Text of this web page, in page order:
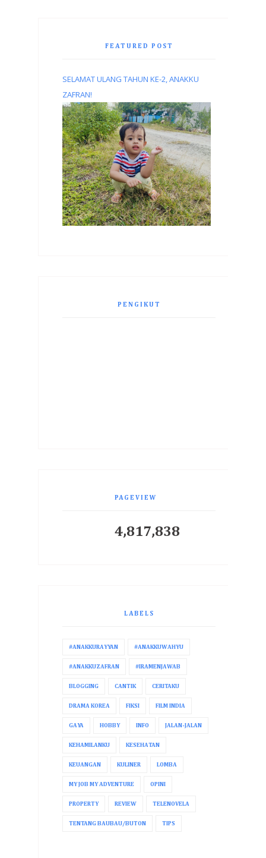
FEATURED POST
SELAMAT ULANG TAHUN KE-2, ANAKKU
ZAFRAN!
PENGIKUT
PAGEVIEW
4,817,838
LABELS
#ANAKKURAYYAN #ANAKKUWAHYU
#ANAKKUZAFRAN #IRAMENJAWAB
BLOGGING CANTIK CERITAKU
DRAMA KOREA FIKSI FILM INDIA
GAYA HOBBY INFO JALAN-JALAN
KEHAMILANKU KESEHATAN
KEUANGAN KULINER LOMBA
MY JOB MY ADVENTURE OPINI
PROPERTY REVIEW TELENOVELA
TENTANG BAUBAU/BUTON TIPS